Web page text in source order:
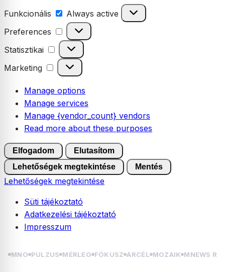
Funkcionális Funkcionális
Always active
Preferences
Preferences
Statisztikai Statisztikai
Marketing Marketing
Manage options
Manage services
Manage {vendor_count} vendors
Read more about these purposes
Elfogadom
Elutasítom
Lehetőségek megtekintése
Mentés
Lehetőségek megtekintése
Süti tájékoztató
Adatkezelési tájékoztató
Impresszum
MNO PULZUS MÉRLEG FÓKUSZ ARCÉL MOZAIK MNEWS